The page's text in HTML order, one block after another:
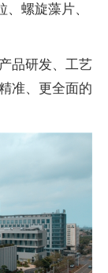
螺旋藻片、
品研发、工艺
准、更全面的